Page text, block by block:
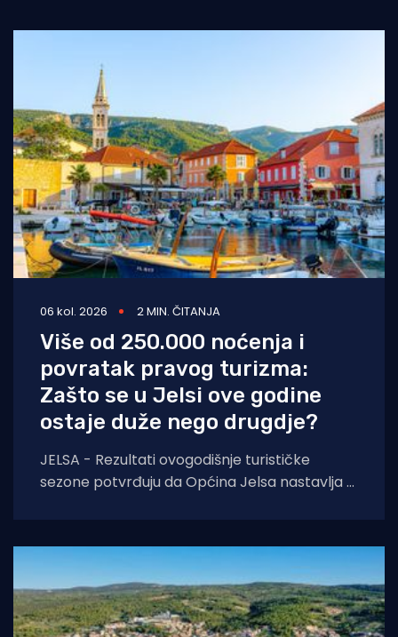
06 kol. 2026 2 MIN. ČITANJA
Više od 250.000 noćenja i
povratak pravog turizma:
Zašto se u Jelsi ove godine
ostaje duže nego drugdje?
JELSA - Rezultati ovogodišnje turističke
sezone potvrđuju da Općina Jelsa nastavlja u